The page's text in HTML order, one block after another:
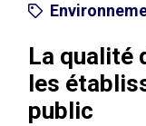
La qualité
les
public